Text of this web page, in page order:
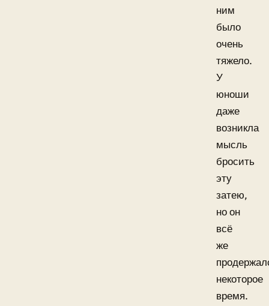
ним
было
очень
тяжело.
У
юноши
даже
возникла
мысль
бросить
эту
затею,
но он
всё
же
некоторое
время.